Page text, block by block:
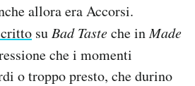
allora era Accorsi.
su Bad Tasteche inMade
che i momenti
o troppo presto, che durino